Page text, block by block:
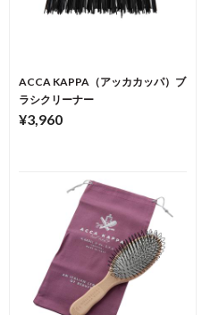
ACCA KAPPA（アッカカッパ）ブ
ラシクリーナー
¥3,960